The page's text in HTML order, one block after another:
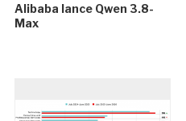
Alibaba lance Qwen 3.8-
Max